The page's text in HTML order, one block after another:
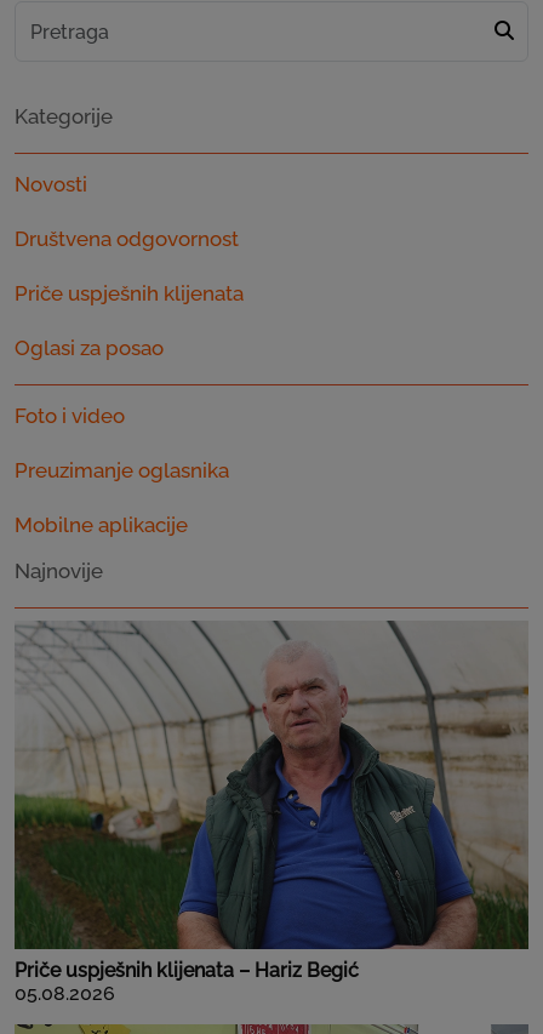
Kategorije
Novosti
Društvena odgovornost
Priče uspješnih klijenata
Oglasi za posao
Foto i video
Preuzimanje oglasnika
Mobilne aplikacije
Najnovije
Priče uspješnih klijenata – Hariz Begić
05.08.2026